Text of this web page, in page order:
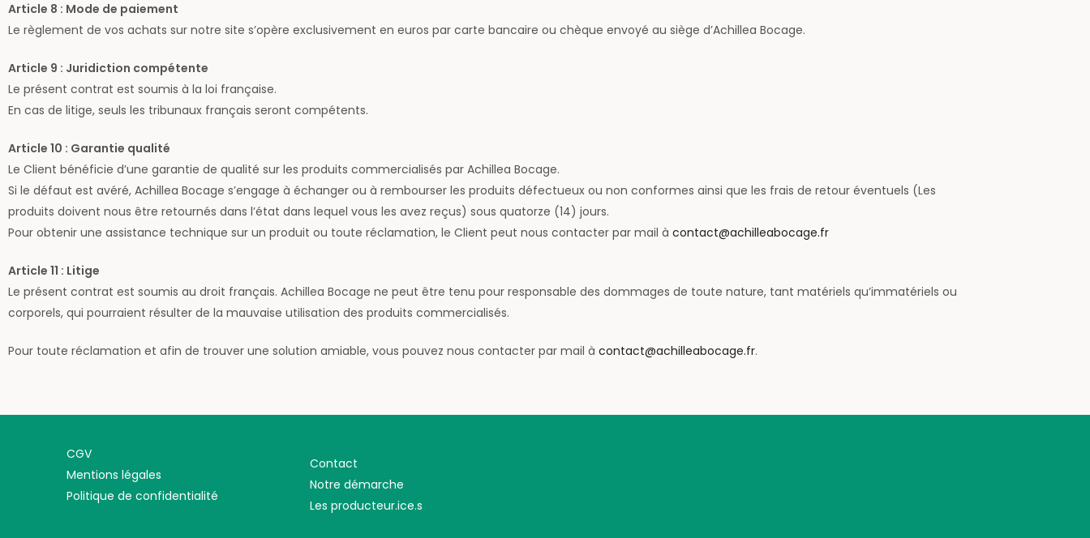
Article 8 : Mode de paiement
Le règlement de vos achats sur notre site s’opère exclusivement en euros par carte bancaire ou chèque envoyé au siège d’Achillea Bocage.
Article 9 : Juridiction compétente
Le présent contrat est soumis à la loi française.
En cas de litige, seuls les tribunaux français seront compétents.
Article 10 : Garantie qualité
Le Client bénéficie d’une garantie de qualité sur les produits commercialisés par Achillea Bocage.
Si le défaut est avéré, Achillea Bocage s’engage à échanger ou à rembourser les produits défectueux ou non conformes ainsi que les frais de retour éventuels (Les
produits doivent nous être retournés dans l’état dans lequel vous les avez reçus) sous quatorze (14) jours.
Pour obtenir une assistance technique sur un produit ou toute réclamation, le Client peut nous contacter par mail à contact@achilleabocage.fr
Article 11 : Litige
Le présent contrat est soumis au droit français. Achillea Bocage ne peut être tenu pour responsable des dommages de toute nature, tant matériels qu’immatériels ou
corporels, qui pourraient résulter de la mauvaise utilisation des produits commercialisés.
Pour toute réclamation et afin de trouver une solution amiable, vous pouvez nous contacter par mail à contact@achilleabocage.fr.
CGV
Mentions légales
Politique de confidentialité
Contact
Notre démarche
Les producteur.ice.s